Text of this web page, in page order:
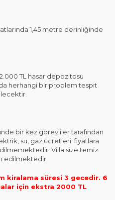
1,45 metre derinliğinde
TL hasar depozitosu
herhangi bir problem tespit
bir kez görevliler tarafından
su, gaz ücretleri fiyatlara
Villa size temiz
edilmektedir.
kiralama süresi 3 gecedir. 6
için ekstra 2000 TL